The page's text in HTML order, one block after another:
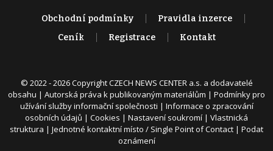
Obchodní podmínky
Pravidla inzerce
Ceník
Registrace Kontakt
© 2022 - 2026 Copyright CZECH NEWS CENTER a.s. a dodavatelé
obsahu | Autorská práva k publikovaným materiálům | Podmínky pro
užívání služby informační společnosti | Informace o zpracování
osobních údajů | Cookies | Nastavení soukromí | Vlastnická
struktura | Jednotné kontaktní místo / Single Point of Contact | Podat
oznámení